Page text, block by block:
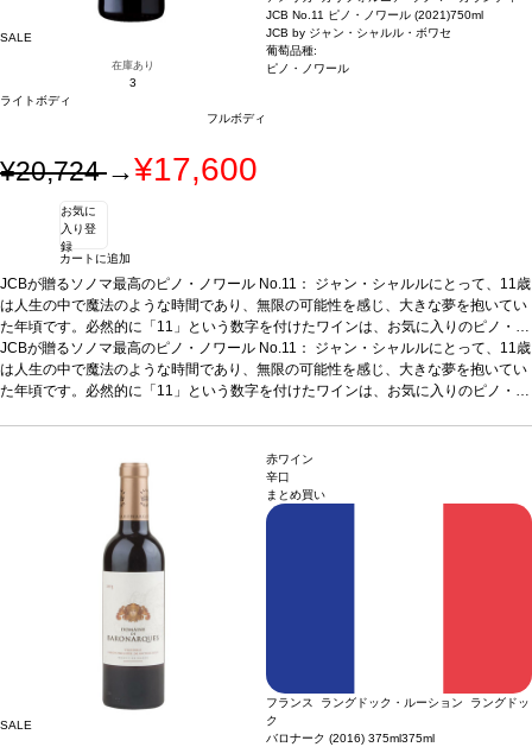
SALE
在庫あり
3
ライトボディ
フルボディ
JCB No.11 ピノ・ノワール (2021)750ml
JCB by ジャン・シャルル・ボワセ
葡萄品種:
ピノ・ノワール
¥20,724→¥17,600
お気に
入り登
録
カートに追加
JCBが贈るソノマ最高のピノ・ノワール No.11： ジャン・シャルルにとって、11歳
は人生の中で魔法のような時間であり、無限の可能性を感じ、大きな夢を抱いてい
た年頃です。必然的に「11」という数字を付けたワインは、お気に入りのピノ・ノ
ワールとなりました。人生の魅惑的な時間を思い出させてくれる一本です。テイス
ティングノート鮮やかで軽やか、親しみやすさを感じる。ソノマ・コースト南部の
丘にある古い葡萄畑を彷彿とさせる、柔らかで滑らかな土のノーズに、すぐに興味
ッとしたドライクランベリー、そしてドライチェリーが続き、誘惑される。ストラ
クチャーは、口中を覆うようなミッドパレットを持ち、余韻のあるドライな後味
は、素晴らしい熟成のポテンシャルを暗示している。数年の熟成で、どのように成
長するか愉しめるような逸品。
ローストした七面鳥、バーベキューポー
クリブ、キノコ類の料理などと好相性
*本ヴィンテージが在庫切れの場合、在庫があり価格が同様の場合は自動的に次の
ヴィンテージに変更されます、ご了承ください。
JCBが贈るソノマ最高のピノ・ノワール No.11： ジャン・シャルルにとって、11歳
は人生の中で魔法のような時間であり、無限の可能性を感じ、大きな夢を抱いてい
た年頃です。必然的に「11」という数字を付けたワインは、お気に入りのピノ・ノ
丘にある古い葡萄畑を彷彿とさせる、柔らかで滑らかな土のノーズに、すぐに興味
をそそられる。グラスに注ぐと、カラント、ドライチェリー、カシスの含みが立ち
上る。オールドワールドスタイルのピノ・ノワールを飲み始めると、カシス、ピリ
ッとしたドライクランベリー、そしてドライチェリーが続き、誘惑される。ストラ
クチャーは、口中を覆うようなミッドパレットを持ち、余韻のあるドライな後味
は、素晴らしい熟成のポテンシャルを暗示している。数年の熟成で、どのように成
長するか愉しめるような逸品。
クリブ、キノコ類の料理などと好相性
SALE
赤ワイン
辛口
まとめ買い
フランス ラングドック・ルーション ラングドッ
ク
バロナーク (2016) 375ml375ml